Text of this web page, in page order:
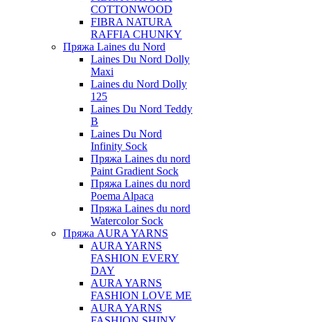
COTTONWOOD
FIBRA NATURA
RAFFIA CHUNKY
Пряжа Laines du Nord
Laines Du Nord Dolly
Maxi
Laines du Nord Dolly
125
Laines Du Nord Teddy
B
Laines Du Nord
Infinity Sock
Пряжа Laines du nord
Paint Gradient Sock
Пряжа Laines du nord
Poema Alpaca
Пряжа Laines du nord
Watercolor Sock
Пряжа AURA YARNS
AURA YARNS
FASHION EVERY
DAY
AURA YARNS
FASHION LOVE ME
AURA YARNS